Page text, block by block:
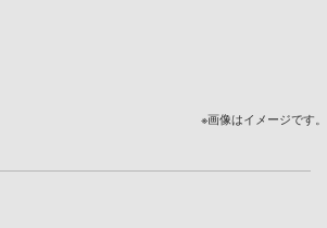
※画像はイメージです。